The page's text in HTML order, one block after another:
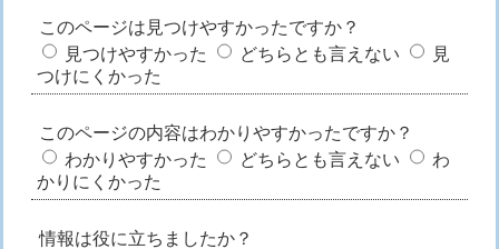
このページは見つけやすかったですか？
見つけやすかった
どちらとも言えない
見
つけにくかった
このページの内容はわかりやすかったですか？
わかりやすかった
どちらとも言えない
わ
かりにくかった
情報は役に立ちましたか？